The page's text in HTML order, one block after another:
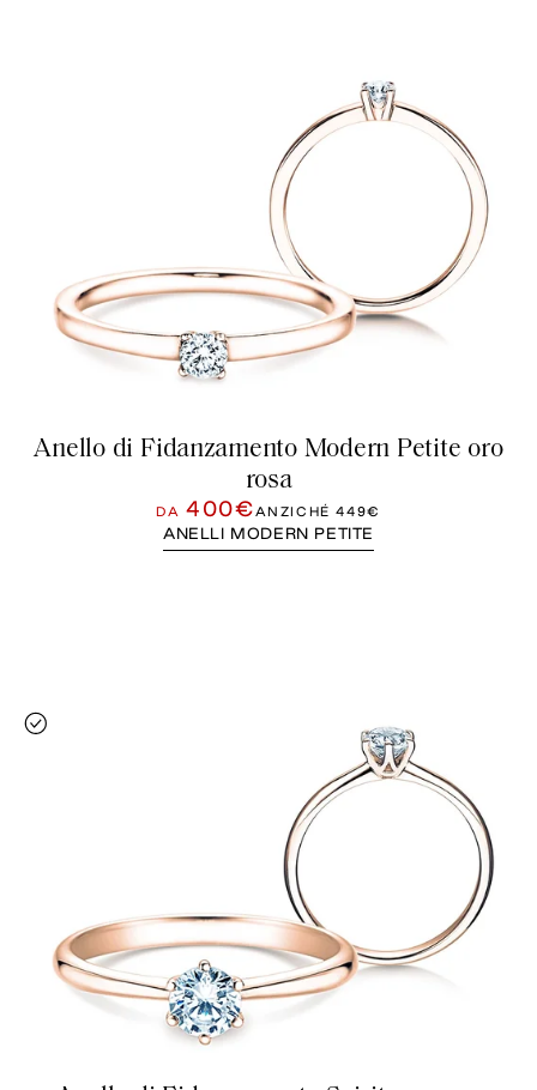
Anello di Fidanzamento Modern Petite oro
rosa
DA400€ANZICHÉ449€
ANELLI MODERN PETITE